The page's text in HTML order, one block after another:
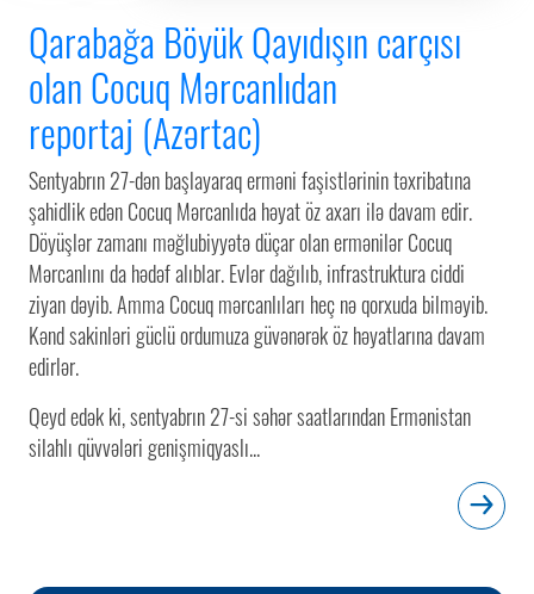
Qarabağa Böyük Qayıdışın carçısı
olan Cocuq Mərcanlıdan
reportaj (Azərtac)
Sentyabrın 27-dən başlayaraq erməni faşistlərinin təxribatına
şahidlik edən Cocuq Mərcanlıda həyat öz axarı ilə davam edir.
Döyüşlər zamanı məğlubiyyətə düçar olan ermənilər Cocuq
Mərcanlını da hədəf alıblar. Evlər dağılıb, infrastruktura ciddi
ziyan dəyib. Amma Cocuq mərcanlıları heç nə qorxuda bilməyib.
Kənd sakinləri güclü ordumuza güvənərək öz həyatlarına davam
edirlər.
Qeyd edək ki, sentyabrın 27-si səhər saatlarından Ermənistan
silahlı qüvvələri genişmiqyaslı...